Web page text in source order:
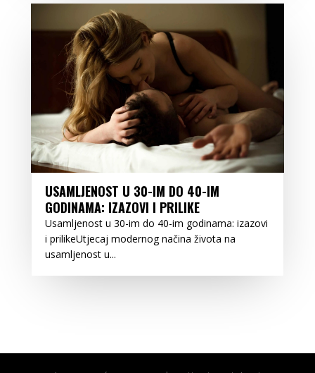
USAMLJENOST U 30-IM DO 40-IM
GODINAMA: IZAZOVI I PRILIKE
Usamljenost u 30-im do 40-im godinama: izazovi
i prilikeUtjecaj modernog načina života na
usamljenost u...